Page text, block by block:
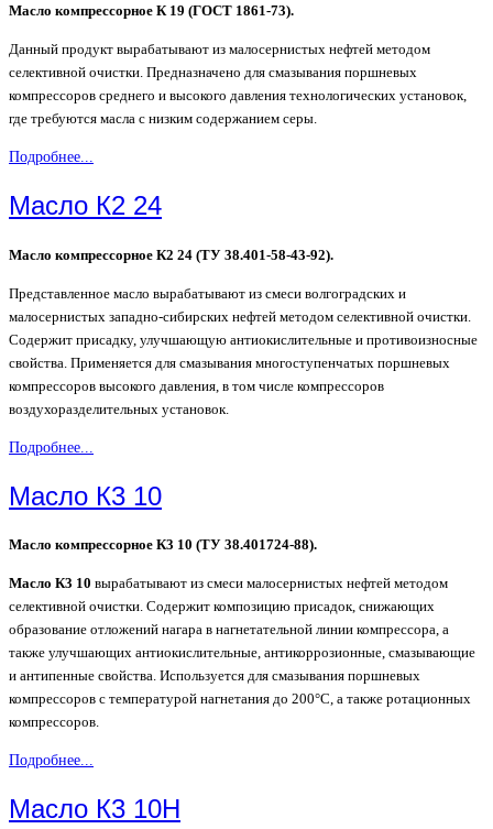
Масло компрессорное К 19 (ГОСТ 1861-73).
Данный продукт вырабатывают из малосернистых нефтей методом
селективной очистки. Предназначено для смазывания поршневых
компрессоров среднего и высокого давления технологических установок,
где требуются масла с низким содержанием серы.
Подробнее...
Масло К2 24
Масло компрессорное К2 24 (ТУ 38.401-58-43-92).
Представленное масло вырабатывают из смеси волгоградских и
малосернистых западно-сибирских нефтей методом селективной очистки.
Содержит присадку, улучшающую антиокислительные и противоизносные
свойства. Применяется для смазывания многоступенчатых поршневых
компрессоров высокого давления, в том числе компрессоров
воздухоразделительных установок.
Подробнее...
Масло К3 10
Масло компрессорное К3 10 (ТУ 38.401724-88).
Масло К3 10 вырабатывают из смеси малосернистых нефтей методом
селективной очистки. Содержит композицию присадок, снижающих
образование отложений нагара в нагнетательной линии компрессора, а
также улучшающих антиокислительные, антикоррозионные, смазывающие
и антипенные свойства. Используется для смазывания поршневых
компрессоров с температурой нагнетания до 200°С, а также ротационных
компрессоров.
Подробнее...
Масло К3 10Н